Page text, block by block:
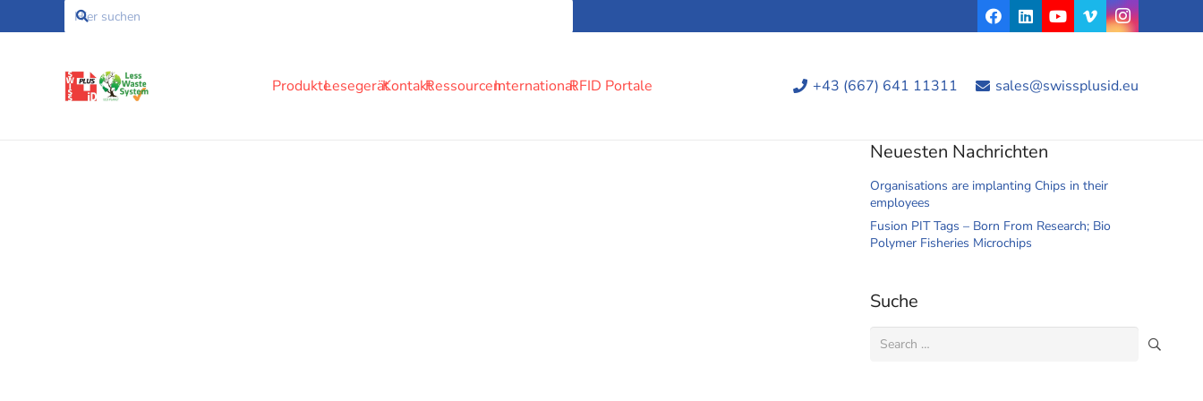
ProdukteLesegerätKontaktRessourcenInternationalRFID Portale +43 (667) 641 11311 sales@swissplusid.eu
Neuesten Nachrichten
Organisations are implanting Chips in their
employees
Fusion PIT Tags – Born From Research; Bio
Polymer Fisheries Microchips
Suche
Search